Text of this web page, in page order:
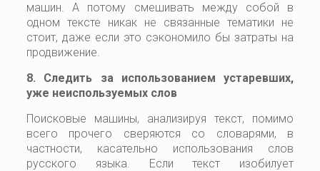
машин. А потому смешивать между собой в
одном тексте никак не связанные тематики не
стоит, даже если это сэкономило бы затраты на
продвижение.
8. Следить за использованием устаревших,
уже неиспользуемых слов
Поисковые машины, анализируя текст, помимо
всего прочего сверяются со словарями, в
частности, касательно использования слов
русского языка. Если текст изобилует